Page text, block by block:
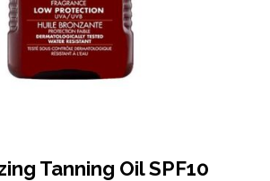
Tanning Oil SPF10